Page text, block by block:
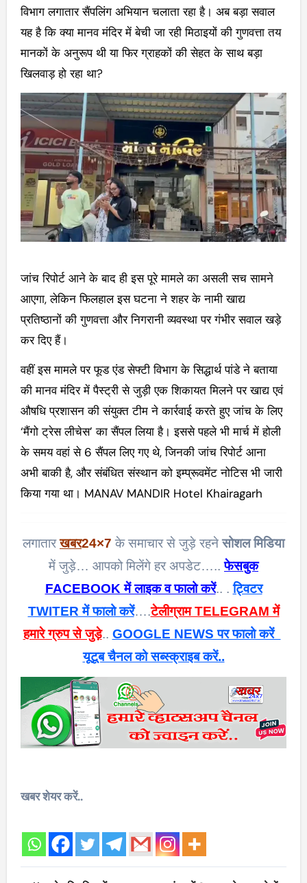
विभाग लगातार सैंपलिंग अभियान चलाता रहा है। अब बड़ा सवाल
यह है कि क्या मानव मंदिर में बेची जा रही मिठाइयों की गुणवत्ता तय
मानकों के अनुरूप थी या फिर ग्राहकों की सेहत के साथ बड़ा
खिलवाड़ हो रहा था?
जांच रिपोर्ट आने के बाद ही इस पूरे मामले का असली सच सामने
आएगा, लेकिन फिलहाल इस घटना ने शहर के नामी खाद्य
प्रतिष्ठानों की गुणवत्ता और निगरानी व्यवस्था पर गंभीर सवाल खड़े
कर दिए हैं।
वहीं इस मामले पर फूड एंड सेफ्टी विभाग के सिद्धार्थ पांडे ने बताया
की मानव मंदिर में पैस्ट्री से जुड़ी एक शिकायत मिलने पर खाद्य एवं
औषधि प्रशासन की संयुक्त टीम ने कार्रवाई करते हुए जांच के लिए
‘मैंगो ट्रेस लीचेस’ का सैंपल लिया है। इससे पहले भी मार्च में होली
के समय वहां से 6 सैंपल लिए गए थे, जिनकी जांच रिपोर्ट आना
अभी बाकी है, और संबंधित संस्थान को इम्प्रूवमेंट नोटिस भी जारी
किया गया था। MANAV MANDIR Hotel Khairagarh
लगातारखबर24×7 के समाचार से जुड़े रहनेसोशल मिडिया
में जुड़े… आपको मिलेंगे हर अपडेट…..फेसबुक
FACEBOOK में लाइक व फालो करें.. .ट्विटर
TWITER में फालो करें….टेलीग्राम TELEGRAM में
हमारे ग्रुप से जुड़े.. GOOGLE NEWS पर फालो करें
यूटूब चैनल को सब्स्क्राइब करें..
खबर शेयर करें..